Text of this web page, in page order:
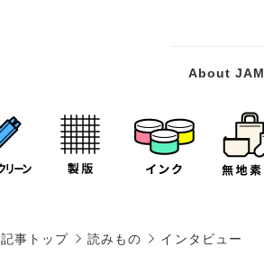
About JAM
記事トップ 読みもの インタビュー